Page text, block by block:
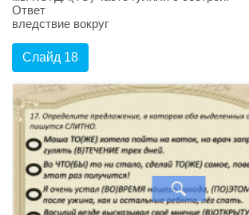
Ответ
вледствие вокруг
Слайд 18